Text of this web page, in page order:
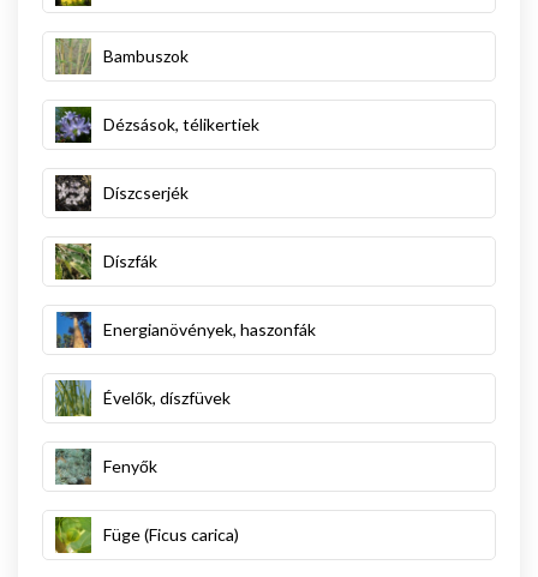
Bambuszok
Dézsások, télikertiek
Díszcserjék
Díszfák
Energianövények, haszonfák
Évelők, díszfüvek
Fenyők
Füge (Ficus carica)